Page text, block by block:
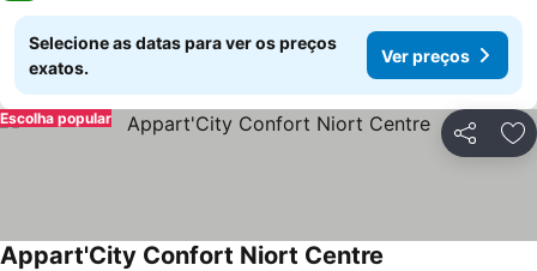
Selecione as datas para ver os preços
exatos.
Ver preços
Partilhar
Escolha popular
Appart'City Confort Niort Centre